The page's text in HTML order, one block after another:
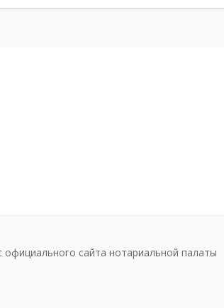
сайта нотариальной палаты